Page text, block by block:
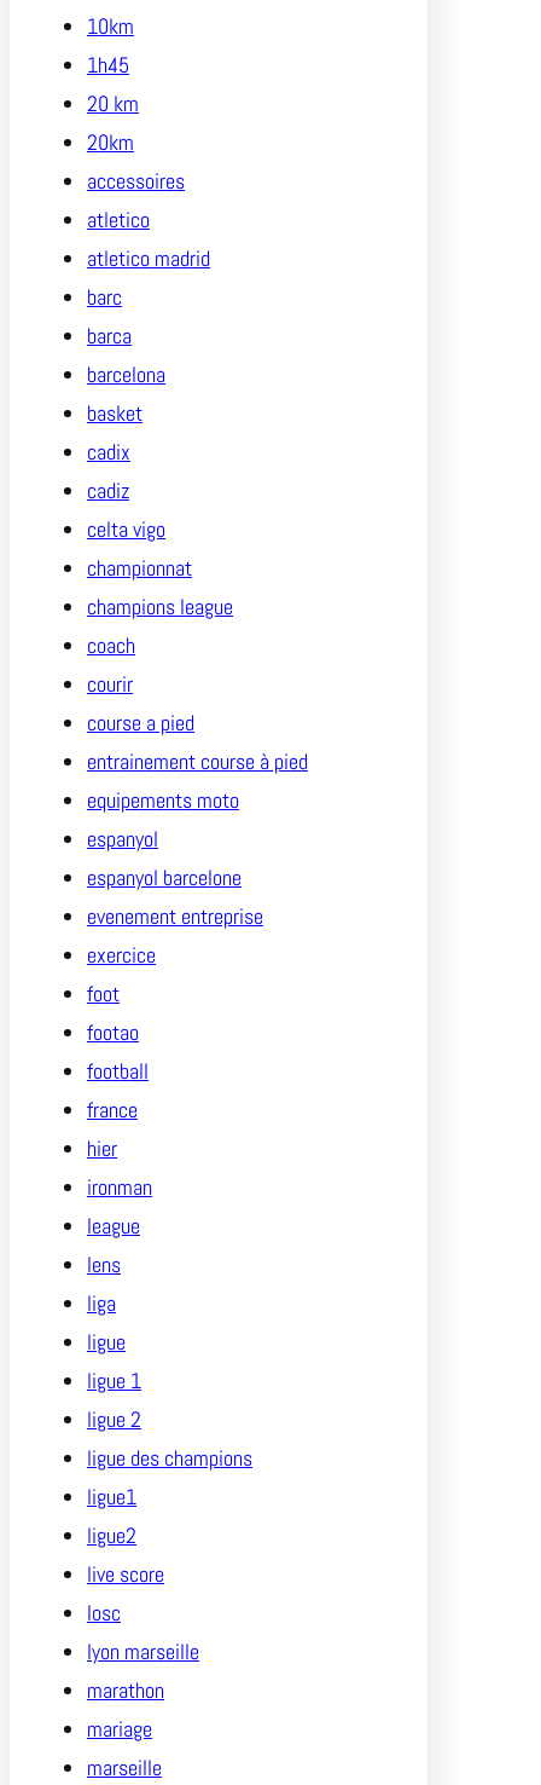
10km
1h45
20 km
20km
accessoires
atletico
atletico madrid
barc
barca
barcelona
basket
cadix
cadiz
celta vigo
championnat
champions league
coach
courir
course a pied
entrainement course à pied
equipements moto
espanyol
espanyol barcelone
evenement entreprise
exercice
foot
footao
football
france
hier
ironman
league
lens
liga
ligue
ligue 1
ligue 2
ligue des champions
ligue1
ligue2
live score
losc
lyon marseille
marathon
mariage
marseille